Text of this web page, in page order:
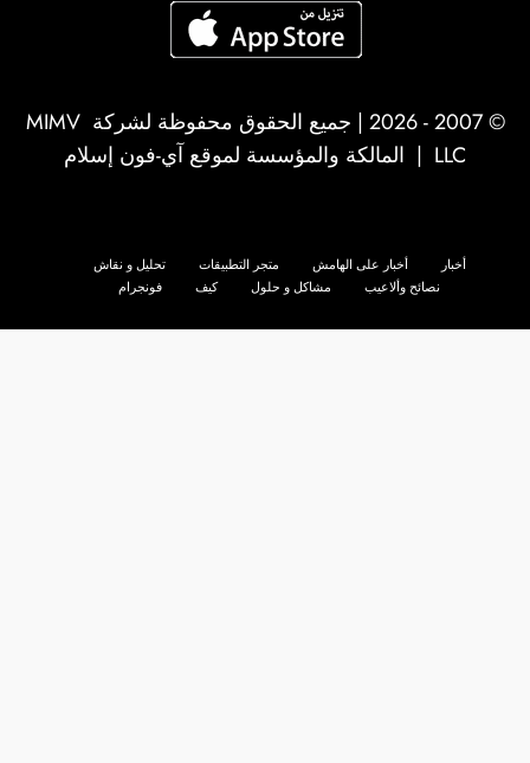
© 2007 - 2026 | جميع الحقوق محفوظة لشركة
MIMV
LLC | المالكة والمؤسسة لموقع آي-فون إسلام
أخبار أخبار على الهامش متجر التطبيقات
تحليل و نقاش
نصائح وألاعيب
مشاكل و حلول كيف فونجرام